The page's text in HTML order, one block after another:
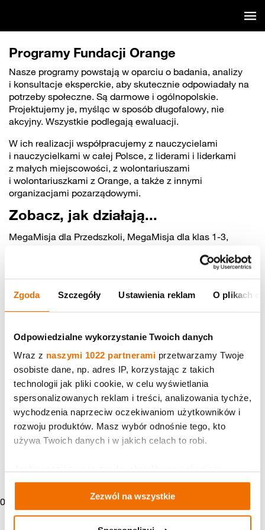
Zgoda Szczegóły Ustawienia reklam O plikach
Odpowiedzialne wykorzystanie Twoich danych
Wraz z naszymi 1022 partnerami przetwarzamy Twoje
osobiste dane, np. adres IP, korzystając z takich
technologii jak pliki cookie, w celu wyświetlania
spersonalizowanych reklam i treści, analizowania tychże,
wychodzenia naprzeciw oczekiwaniom użytkowników i
rozwoju produktów. Masz wybór odnośnie tego, kto
używa Twoich danych i w jakich celach to robi.
Gromadzić dane dotyczące Twojej lokalizacji
geograficznej z dokładnością nawet do kilku metrów
Identyfikować Twoje urządzenie, aktywnie analizując
charakteryzującego je zbiory danych (fingerprinting,
Zezwól na wszystkie
Programy Fundacji Orange
Nasze programy powstają w oparciu o badania, analizy
i konsultacje eksperckie, aby skutecznie odpowiadały na
potrzeby społeczne. Są darmowe i ogólnopolskie.
Projektujemy je, myśląc w sposób długofalowy, nie
akcyjny. Wszystkie podlegają ewaluacji.
W ich realizacji współpracujemy z nauczycielami
i nauczycielkami w całej Polsce, z liderami i liderkami
z małych miejscowości, z wolontariuszami
i wolontariuszkami z Orange, a także z innymi
organizacjami pozarządowymi.
Zobacz, jak działają...
MegaMisja dla Przedszkoli, MegaMisja dla klas 1-3,
oraz nasi wolontariusze i wolontariuszki…w całym kraju!
0